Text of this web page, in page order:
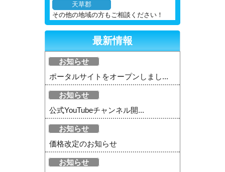
天草郡
その他の地域の方もご相談ください！
最新情報
お知らせ
ポータルサイトをオープンしまし...
お知らせ
公式YouTubeチャンネル開...
お知らせ
価格改定のお知らせ
お知らせ